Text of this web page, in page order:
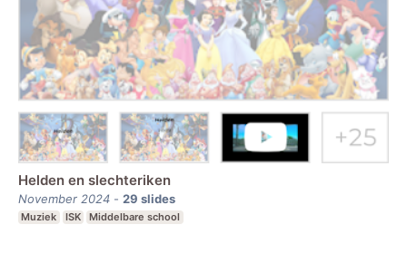
Helden en slechteriken
November 2024 - 29 slides
Muziek ISK Middelbare school